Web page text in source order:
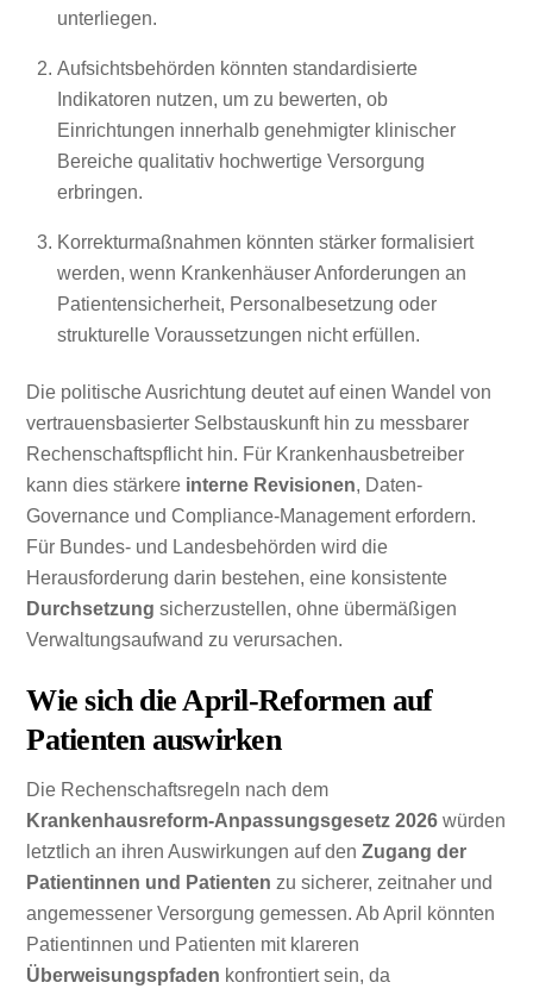
unterliegen.
Aufsichtsbehörden könnten standardisierte
Indikatoren nutzen, um zu bewerten, ob
Einrichtungen innerhalb genehmigter klinischer
Bereiche qualitativ hochwertige Versorgung
erbringen.
Korrekturmaßnahmen könnten stärker formalisiert
werden, wenn Krankenhäuser Anforderungen an
Patientensicherheit, Personalbesetzung oder
strukturelle Voraussetzungen nicht erfüllen.
Die politische Ausrichtung deutet auf einen Wandel von
vertrauensbasierter Selbstauskunft hin zu messbarer
Rechenschaftspflicht hin. Für Krankenhausbetreiber
kann dies stärkere interne Revisionen, Daten-
Governance und Compliance-Management erfordern.
Für Bundes- und Landesbehörden wird die
Herausforderung darin bestehen, eine konsistente
Durchsetzung sicherzustellen, ohne übermäßigen
Verwaltungsaufwand zu verursachen.
Wie sich die April-Reformen auf
Patienten auswirken
Die Rechenschaftsregeln nach dem
Krankenhausreform-Anpassungsgesetz 2026 würden
letztlich an ihren Auswirkungen auf denZugang der
Patientinnen und Patienten zu sicherer, zeitnaher und
angemessener Versorgung gemessen. Ab April könnten
Patientinnen und Patienten mit klareren
Überweisungspfaden konfrontiert sein, da